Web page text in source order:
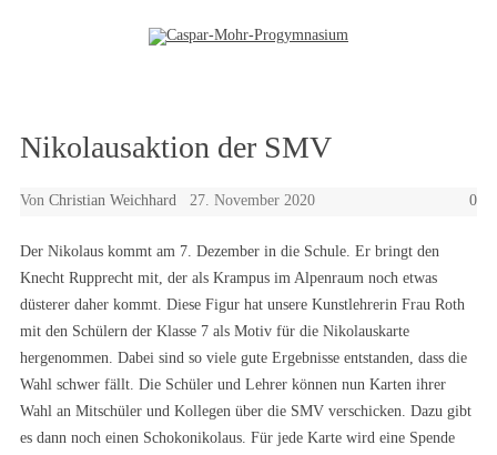
Nikolausaktion der SMV
Von Christian Weichhard 27. November 2020 0
Der Nikolaus kommt am 7. Dezember in die Schule. Er bringt den
Knecht Rupprecht mit, der als Krampus im Alpenraum noch etwas
düsterer daher kommt. Diese Figur hat unsere Kunstlehrerin Frau Roth
mit den Schülern der Klasse 7 als Motiv für die Nikolauskarte
hergenommen. Dabei sind so viele gute Ergebnisse entstanden, dass die
Wahl schwer fällt. Die Schüler und Lehrer können nun Karten ihrer
Wahl an Mitschüler und Kollegen über die SMV verschicken. Dazu gibt
es dann noch einen Schokonikolaus. Für jede Karte wird eine Spende